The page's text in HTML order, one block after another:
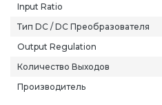
Input Ratio
Тип DC / DC Преобразователя
Output Regulation
Количество Выходов
Производитель